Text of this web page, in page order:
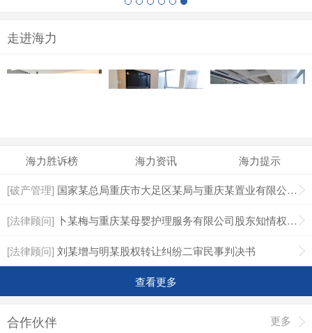
走进海力
海力胜诉榜 海力资讯 海力提示
[破产管理] 国家某总局重庆市大足区某局与重庆某置业有限公司普通破产债权确认纠纷一审民事判决书
[法律顾问] 卜某梅与重庆某母婴护理服务有限公司股东知情权纠纷二审民事判决书
[法律顾问] 刘某增与明某股权转让纠纷二审民事判决书
查看更多
合作伙伴 更多